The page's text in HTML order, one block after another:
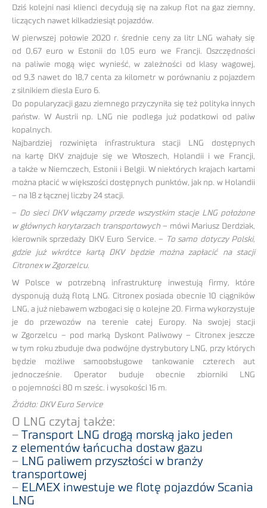
Dziś kolejni nasi klienci decydują się na zakup flot na gaz ziemny,
liczących nawet kilkadziesiąt pojazdów.
W pierwszej połowie 2020 r. średnie ceny za litr LNG wahały się
od 0,67 euro w Estonii do 1,05 euro we Francji. Oszczędności
na paliwie mogą więc wynieść, w zależności od klasy wagowej,
od 9,3 nawet do 18,7 centa za kilometr w porównaniu z pojazdem
z silnikiem diesla Euro 6.
Do popularyzacji gazu ziemnego przyczyniła się też polityka innych
państw. W Austrii np. LNG nie podlega już podatkowi od paliw
kopalnych.
Najbardziej rozwinięta infrastruktura stacji LNG dostępnych
na kartę DKV znajduje się we Włoszech, Holandii i we Francji,
a także w Niemczech, Estonii i Belgii. W niektórych krajach kartami
można płacić w większości dostępnych punktów, jak np. w Holandii
– na 18 z łącznej liczby 24 stacji.
– Do sieci DKV włączamy przede wszystkim stacje LNG położone
w głównych korytarzach transportowych – mówi Mariusz Derdziak,
kierownik sprzedaży DKV Euro Service. – To samo dotyczy Polski,
gdzie już wkrótce kartą DKV będzie można zapłacić na stacji
Citronex w Zgorzelcu.
W Polsce w potrzebną infrastrukturę inwestują firmy, które
dysponują dużą flotą LNG. Citronex posiada obecnie 10 ciągników
LNG, a już niebawem wzbogaci się o kolejne 20. Firma wykorzystuje
je do przewozów na terenie całej Europy. Na swojej stacji
w Zgorzelcu – pod marką Dyskont Paliwowy – Citronex jeszcze
w tym roku zbuduje dwa podwójne dystrybutory LNG, przy których
będzie możliwe samoobsługowe tankowanie czterech aut
jednocześnie. Operator buduje obecnie zbiorniki LNG
o pojemności 80 m sześc. i wysokości 16 m.
Źródło: DKV Euro Service
O LNG czytaj także:
– Transport LNG drogą morską jako jeden
z elementów łańcucha dostaw gazu
– LNG paliwem przyszłości w branży
transportowej
– ELMEX inwestuje we flotę pojazdów Scania
LNG